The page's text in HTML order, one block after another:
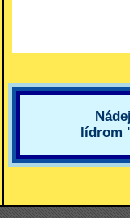
lídrom